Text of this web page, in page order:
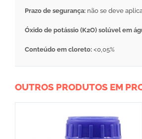
Prazo de segurança: não se deve
Óxido de potássio (K2O) solúvel em
Conteúdo em cloreto: <0,05%
OUTROS PRODUTOS EM